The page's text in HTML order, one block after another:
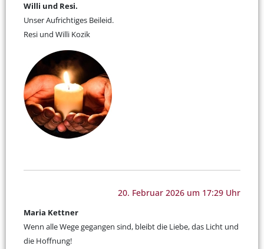
Willi und Resi.
Unser Aufrichtiges Beileid.
Resi und Willi Kozik
20. Februar 2026 um 17:29 Uhr
Maria Kettner
Wenn alle Wege gegangen sind, bleibt die Liebe, das Licht und
die Hoffnung!